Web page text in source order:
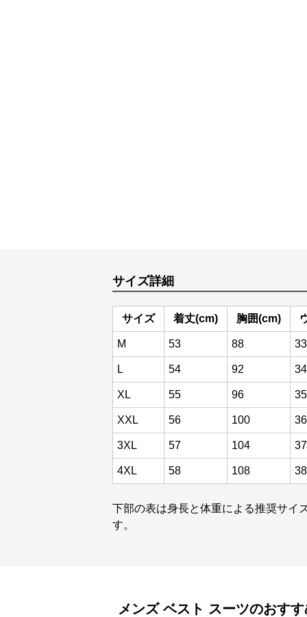
サイズ詳細
サイズ 着丈(cm) 胸囲(cm)
M 53 88 33
L 54 92 34
XL 55 96 35
XXL 56 100 36
3XL 57 104 37
4XL 58 108 38
下部の表は身長と体重による推奨サイ
す。
メンズ ベスト スーツのおす